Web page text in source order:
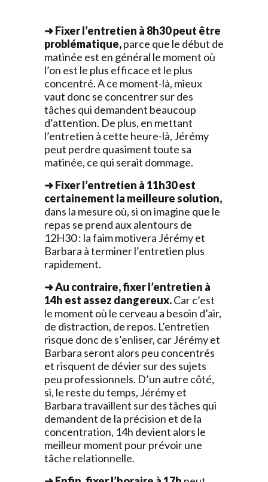
➜ Fixer l’entretien à 8h30 peut être
problématique,parce que le début de
matinée est en général le moment où
l’on est le plus efficace et le plus
concentré. A ce moment-là, mieux
vaut donc se concentrer sur des
tâches qui demandent beaucoup
d’attention. De plus, en mettant
l’entretien à cette heure-là, Jérémy
peut perdre quasiment toute sa
matinée, ce qui serait dommage.
➜ Fixer l’entretien à 11h30 est
certainement la meilleure solution,
dans la mesure où, si on imagine que le
repas se prend aux alentours de
12H30 : la faim motivera Jérémy et
Barbara à terminer l’entretien plus
rapidement.
➜ Au contraire, fixer l’entretien à
14h est assez dangereux.Car c’est
le moment où le cerveau a besoin d’air,
de distraction, de repos. L’entretien
risque donc de s’enliser, car Jérémy et
Barbara seront alors peu concentrés
et risquent de dévier sur des sujets
peu professionnels. D’un autre côté,
si, le reste du temps, Jérémy et
Barbara travaillent sur des tâches qui
demandent de la précision et de la
concentration, 14h devient alors le
meilleur moment pour prévoir une
tâche relationnelle.